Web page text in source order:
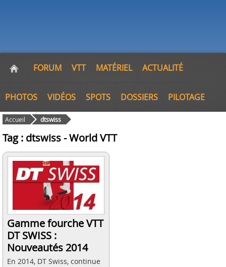
FORUM VTT MATÉRIEL ACTUALITÉ
PHOTOS VIDÉOS SPOTS DOSSIERS PILOTAGE
Accueil dtswiss
Tag : dtswiss - World VTT
Gamme fourche VTT
DT SWISS :
Nouveautés 2014
En 2014, DT Swiss, continue